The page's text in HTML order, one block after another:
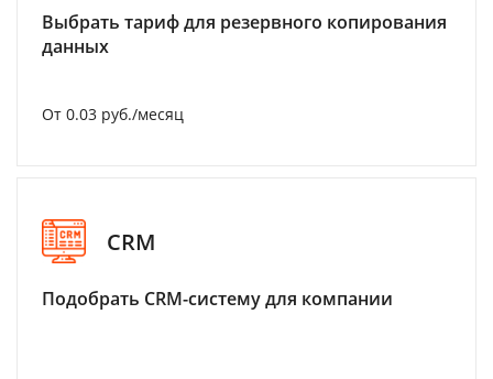
Выбрать тариф для резервного копирования
данных
От 0.03 руб./месяц
CRM
Подобрать CRM-систему для компании